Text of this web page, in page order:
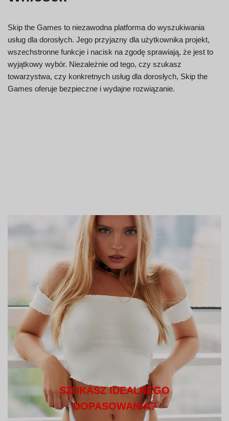
Skip the Games to niezawodna platforma do wyszukiwania
usług dla dorosłych. Jego przyjazny dla użytkownika projekt,
wszechstronne funkcje i nacisk na zgodę sprawiają, że jest to
wyjątkowy wybór. Niezależnie od tego, czy szukasz
towarzystwa, czy konkretnych usług dla dorosłych, Skip the
Games oferuje bezpieczne i wydajne rozwiązanie.
SZUKASZ IDEALNEGO
DOPASOWANIA?